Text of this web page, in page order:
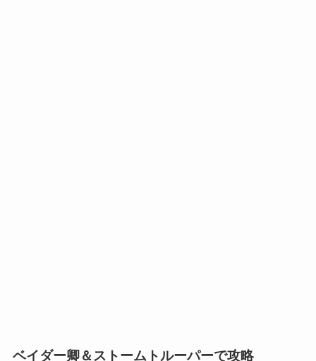
ベイダー卿＆ストームトルーパーで攻略